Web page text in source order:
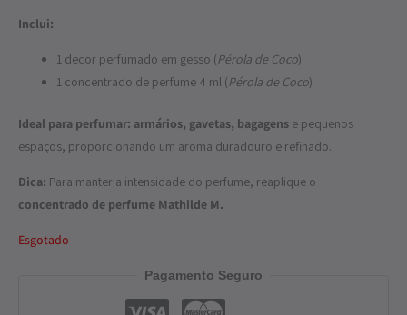
Inclui:
1 decor perfumado em gesso (Pérola de Coco)
1 concentrado de perfume 4 ml (Pérola de Coco)
Ideal para perfumar: armários, gavetas, bagagens e pequenos
espaços, proporcionando um aroma duradouro e refinado.
Dica: Para manter a intensidade do perfume, reaplique o
concentrado de perfume Mathilde M.
Esgotado
Pagamento Seguro